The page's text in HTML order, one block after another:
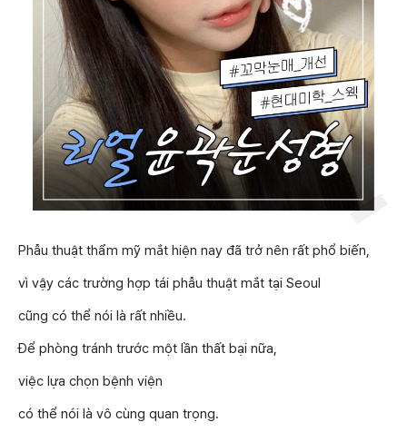
Phẫu thuật thẩm mỹ mắt hiện nay đã trở nên rất phổ biến,
vì vậy các trường hợp tái phẫu thuật mắt tại Seoul
cũng có thể nói là rất nhiều.
Để phòng tránh trước một lần thất bại nữa,
việc lựa chọn bệnh viện
có thể nói là vô cùng quan trọng.